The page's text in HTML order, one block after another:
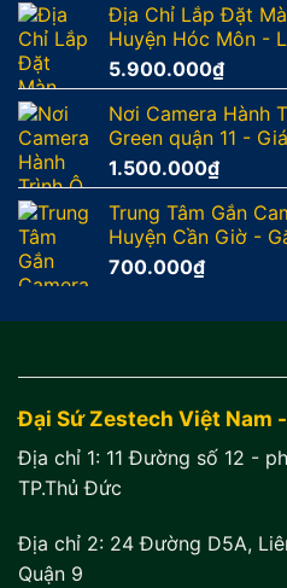
Địa Chỉ Lắp Đặt
Huyện Hóc Môn -
5.900.000₫
Nơi Camera Hành
Green quận 11 -
1.500.000₫
Trung Tâm Gắn
Huyện Cần Giờ -
700.000₫
Đại Sứ Zestech Việt Nam
Địa chỉ 1: 11 Đường số 12 -
TP.Thủ Đức
Địa chỉ 2: 24 Đường D5A,
Quận 9